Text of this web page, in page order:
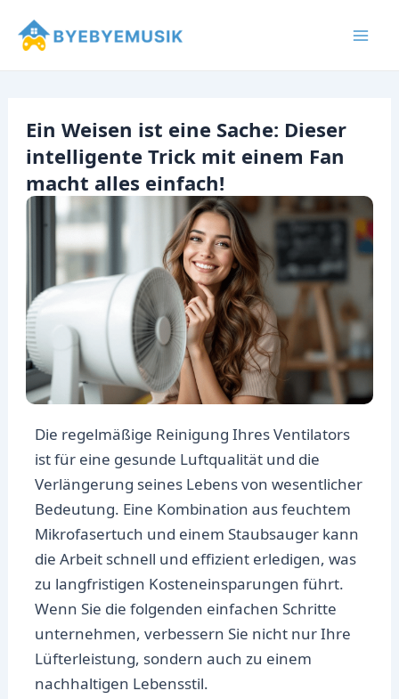
Inhalt
Ein Weisen ist eine Sache: Dieser
intelligente Trick mit einem Fan
macht alles einfach!
Die regelmäßige Reinigung Ihres Ventilators
ist für eine gesunde Luftqualität und die
Verlängerung seines Lebens von wesentlicher
Bedeutung. Eine Kombination aus feuchtem
Mikrofasertuch und einem Staubsauger kann
die Arbeit schnell und effizient erledigen, was
zu langfristigen Kosteneinsparungen führt.
Wenn Sie die folgenden einfachen Schritte
unternehmen, verbessern Sie nicht nur Ihre
Lüfterleistung, sondern auch zu einem
nachhaltigen Lebensstil.